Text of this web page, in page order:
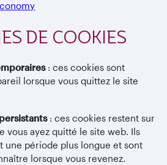
DE COOKIES
: ces cookies sont
lorsque vous quittez le site
: ces cookies restent sur
vous ayez quitté le site web. Ils
une période plus longue et sont
lorsque vous revenez.